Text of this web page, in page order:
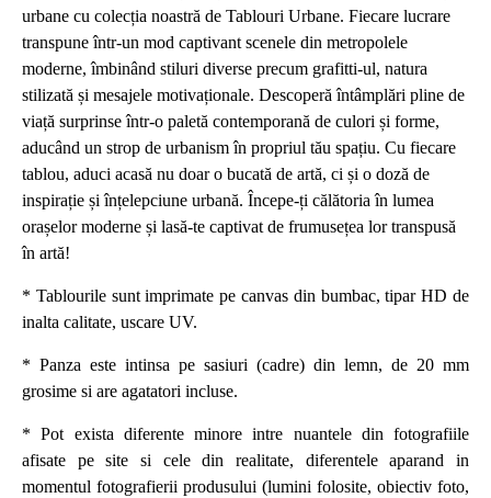
urbane cu colecția noastră de Tablouri Urbane. Fiecare lucrare
transpune într-un mod captivant scenele din metropolele
moderne, îmbinând stiluri diverse precum grafitti-ul, natura
stilizată și mesajele motivaționale. Descoperă întâmplări pline de
viață surprinse într-o paletă contemporană de culori și forme,
aducând un strop de urbanism în propriul tău spațiu. Cu fiecare
tablou, aduci acasă nu doar o bucată de artă, ci și o doză de
inspirație și înțelepciune urbană. Începe-ți călătoria în lumea
orașelor moderne și lasă-te captivat de frumusețea lor transpusă
în artă!
* Tablourile sunt imprimate pe canvas din bumbac, tipar HD de
inalta calitate, uscare UV.
* Panza este intinsa pe sasiuri (cadre) din lemn, de 20 mm
grosime si are agatatori incluse.
* Pot exista diferente minore intre nuantele din fotografiile
afisate pe site si cele din realitate, diferentele aparand in
momentul fotografierii produsului (lumini folosite, obiectiv foto,